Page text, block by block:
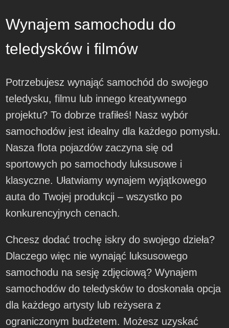
Wynajem samochodu do
teledysków i filmów
Potrzebujesz wynająć samochód do swojego
teledysku, filmu lub innego kreatywnego
projektu? To dobrze trafiłeś! Nasz wybór
samochodów jest idealny dla każdego pomysłu.
Nasza flota pojazdów zaczyna się od
sportowych po samochody luksusowe i
klasyczne. Ułatwiamy wynajem wyjątkowego
auta do Twojej produkcji – wszystko po
konkurencyjnych cenach.
Chcesz dodać trochę iskry do swojego dzieła?
Dlaczego więc nie wynająć luksusowego
samochodu na sesję zdjęciową? Wynajem
samochodów do teledysków to doskonała opcja
dla każdego artysty lub reżysera z
ograniczonym budżetem. Możesz uzyskać